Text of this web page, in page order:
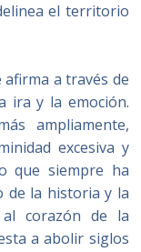
el territorio
afirma a través de
ira y la emoción.
ampliamente,
excesiva y
que siempre ha
de la historia y la
al corazón de la
a abolir siglos